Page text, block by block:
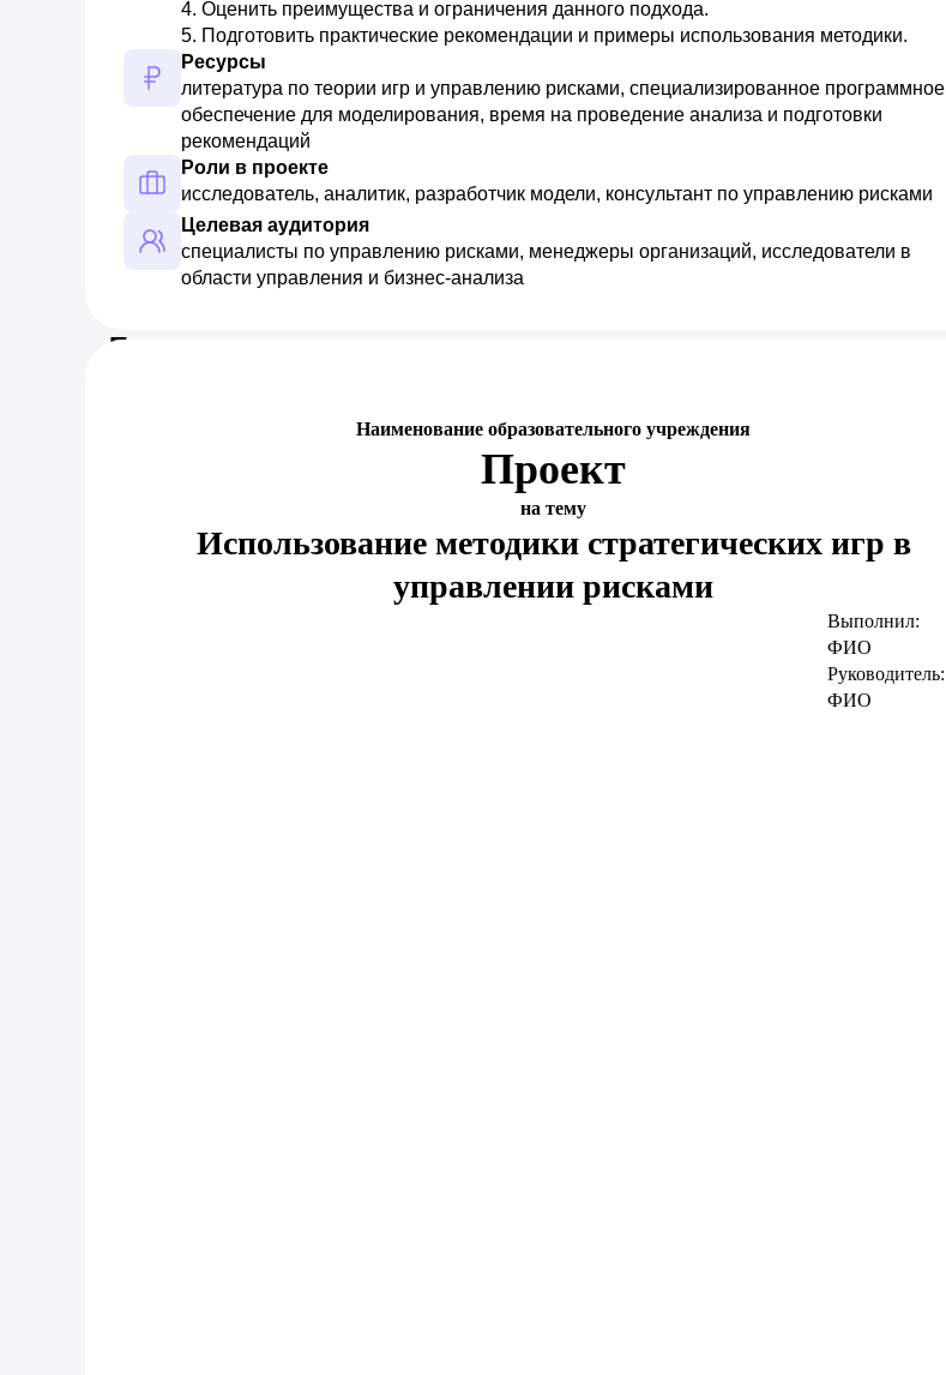
4. Оценить преимущества и ограничения данного подхода.
5. Подготовить практические рекомендации и примеры использования методики.
Ресурсы
литература по теории игр и управлению рисками, специализированное программное
обеспечение для моделирования, время на проведение анализа и подготовки
рекомендаций
Роли в проекте
исследователь, аналитик, разработчик модели, консультант по управлению рисками
Целевая аудитория
специалисты по управлению рисками, менеджеры организаций, исследователи в
области управления и бизнес-анализа
Предпросмотр документа
Наименование образовательного учреждения
Проект
на тему
Использование методики стратегических игр в
управлении рисками
Выполнил:
ФИО
Руководитель:
ФИО